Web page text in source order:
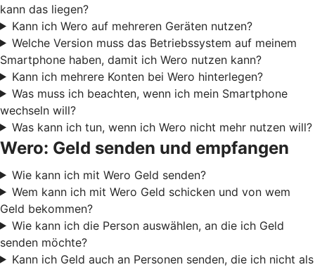
kann das liegen?
Kann ich Wero auf mehreren Geräten nutzen?
Welche Version muss das Betriebssystem auf meinem
Smartphone haben, damit ich Wero nutzen kann?
Kann ich mehrere Konten bei Wero hinterlegen?
Was muss ich beachten, wenn ich mein Smartphone
wechseln will?
Was kann ich tun, wenn ich Wero nicht mehr nutzen will?
Wero: Geld senden und empfangen
Wie kann ich mit Wero Geld senden?
Wem kann ich mit Wero Geld schicken und von wem
Geld bekommen?
Wie kann ich die Person auswählen, an die ich Geld
senden möchte?
Kann ich Geld auch an Personen senden, die ich nicht als